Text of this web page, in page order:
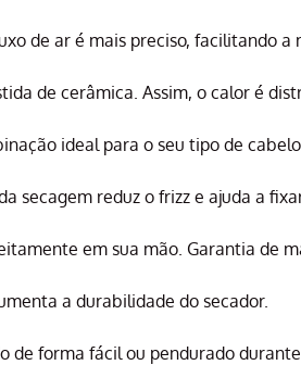
de ar é mais preciso, facilitando a
de cerâmica. Assim, o calor é
ideal para o seu tipo de
secagem reduz o frizz e ajuda a
em sua mão. Garantia de
a durabilidade do secador.
de forma fácil ou pendurado